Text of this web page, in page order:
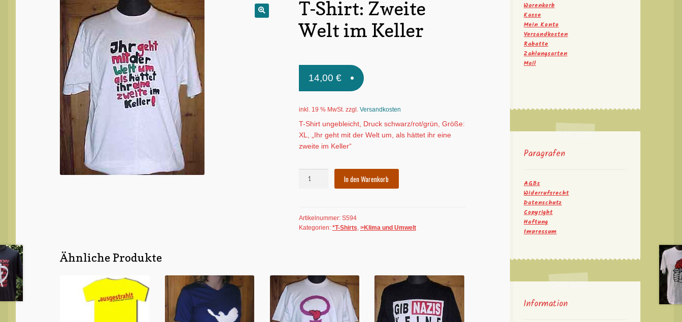
T-Shirt: Zweite
Welt im Keller
14,00€
inkl. 19 % MwSt. zzgl. Versandkosten
T-Shirt ungebleicht, Druck schwarz/rot/grün, Größe:
XL, „Ihr geht mit der Welt um, als hättet ihr eine
zweite im Keller“
im
Keller
In den Warenkorb
Artikelnummer: S594
Kategorien: *T-Shirts, >Klima und Umwelt
Ähnliche Produkte
Warenkorb
Kasse
Mein Konto
Versandkosten
Rabatte
Zahlungsarten
Mail
Paragrafen
AGBs
Widerrufsrecht
Datenschutz
Copyright
Haftung
Impressum
Information